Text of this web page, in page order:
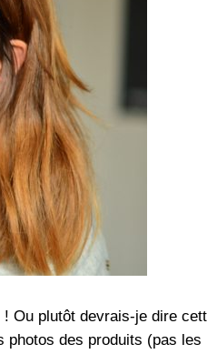
! Ou plutôt devrais-je dire
photos des produits (pas les